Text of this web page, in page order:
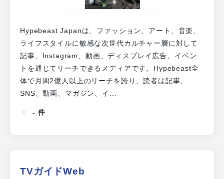
Hypebeast Japanは、ファッション、アート、音楽、
ライフスタイルに敏感な次世代カルチャー層に対して
記事、Instagram、動画、ディスプレイ広告、イベン
トを通じてリーチできるメディアです。Hypebeast全
体で月間2億人以上のリーチを誇り、読者は記事、
SNS、動画、マガジン、イ...
- 件
TVガイドWeb